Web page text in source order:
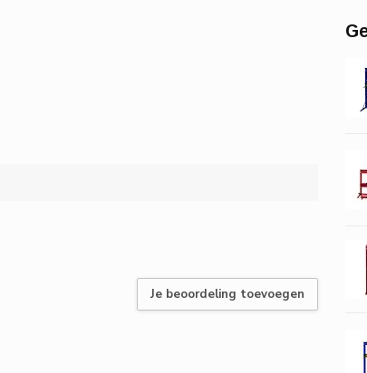
Je beoordeling toevoegen